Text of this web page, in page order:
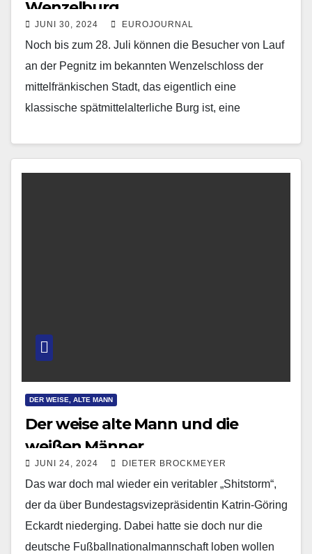
Wenzelburg
JUNI 30, 2024 EUROJOURNAL
Noch bis zum 28. Juli können die Besucher von Lauf
an der Pegnitz im bekannten Wenzelschloss der
mittelfränkischen Stadt, das eigentlich eine
klassische spätmittelalterliche Burg ist, eine
DER WEISE, ALTE MANN
Der weise alte Mann und die
weißen Männer
JUNI 24, 2024 DIETER BROCKMEYER
Das war doch mal wieder ein veritabler „Shitstorm“,
der da über Bundestagsvizepräsidentin Katrin-Göring
Eckardt niederging. Dabei hatte sie doch nur die
deutsche Fußballnationalmannschaft loben wollen